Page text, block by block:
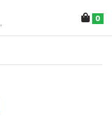
0